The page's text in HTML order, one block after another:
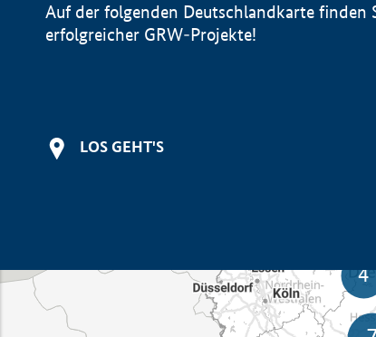
Auf der folgenden Deutschlandkarte finden
erfolgreicher GRW-Projekte!
LOS GEHT'S